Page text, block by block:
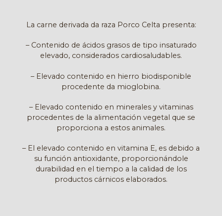
La carne derivada da raza Porco Celta presenta:
– Contenido de ácidos grasos de tipo insaturado
e levado, considerados cardiosaludables.
– Elevado contenido en hierro biodisponible
procedente da mioglobina.
– Elevado contenido en minerales y vitaminas
procedentes de la alimentación vegetal que se
proporciona a estos animales.
– El elevado contenido en vitamina E, es debido a
su función antioxidante, proporcionándole
durabilidad en el tiempo a la calidad de los
productos cárnicos elaborados.